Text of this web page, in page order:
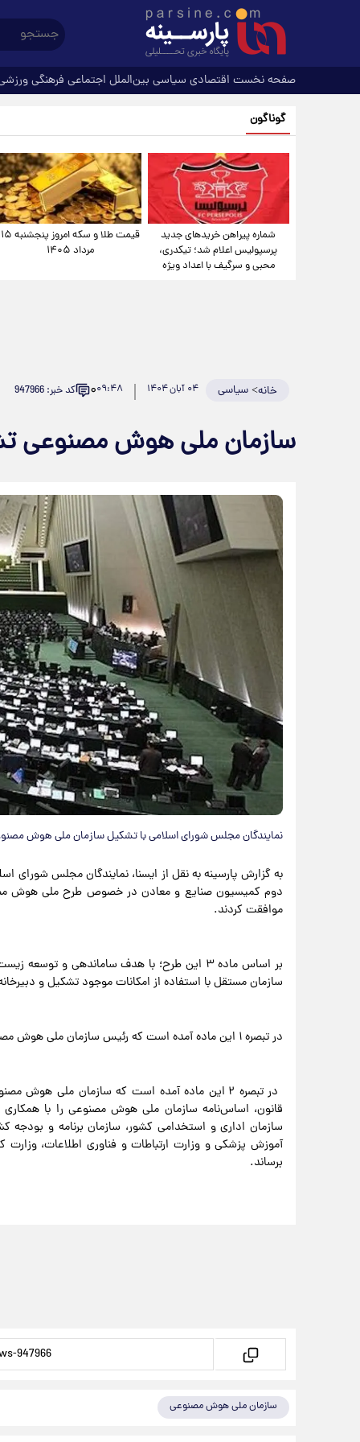
صفحه نخست اقتصادی سیاسی بین‌الملل اجتماعی فرهنگی
گوناگون
شماره پیراهن خریدهای جدید
پرسپولیس اعلام شد؛ تیکدری،
محبی و سرگیف با اعداد ویژه
قیمت طلا و سکه امروز پنجشنبه ۱۵
مرداد ۱۴۰۵
خانه>سیاسی ۰۴ آبان ۱۴۰۴ ۰۹:۴۸۰ کد خبر: 947966
سازمان ملی هوش مصنوعی
نمایندگان مجلس شورای اسلامی با تشکیل سازمان ملی هوش
موافقت کردند.
بر اساس ماده ۳ این طرح؛ با هدف ساماندهی
سازمان مستقل با استفاده از امکانات موجود تشکیل و
در تبصره ۱ این ماده آمده است که رئیس سازمان ملی هوش مصنوعی با حکم رئیس جمهور تعیین می‌شود.
در تبصره ۲ این ماده آمده است که سازمان
قانون، اساس‌نامه سازمان ملی هوش مصنوعی را با
سازمان اداری و استخدامی کشور، سازمان برنامه و بودجه
آموزش پزشکی و وزارت ارتباطات و فناوری اطلاعات،
برساند.
سازمان ملی هوش مصنوعی